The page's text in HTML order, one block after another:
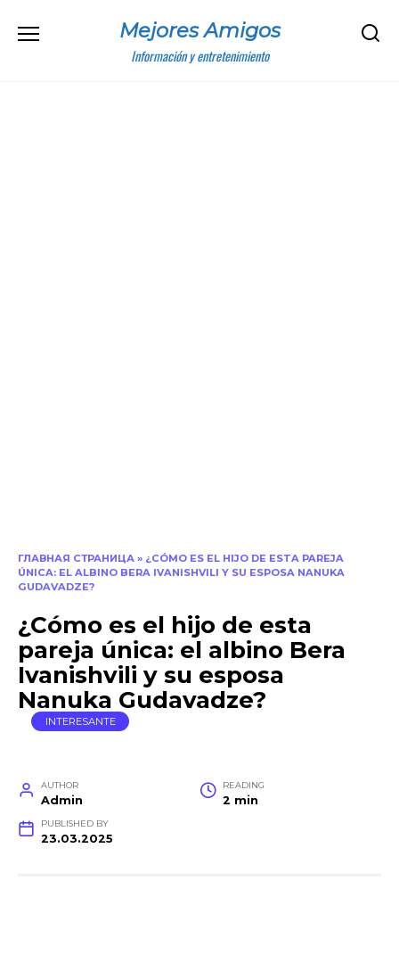
Mejores Amigos
Información y entretenimiento
ГЛАВНАЯ СТРАНИЦА » ¿CÓMO ES EL HIJO DE ESTA PAREJA
ÚNICA: EL ALBINO BERA IVANISHVILI Y SU ESPOSA NANUKA
GUDAVADZE?
¿Cómo es el hijo de esta
pareja única: el albino Bera
Ivanishvili y su esposa
Nanuka Gudavadze?
INTERESANTE
AUTHOR
Admin
READING
2 min
PUBLISHED BY
23.03.2025